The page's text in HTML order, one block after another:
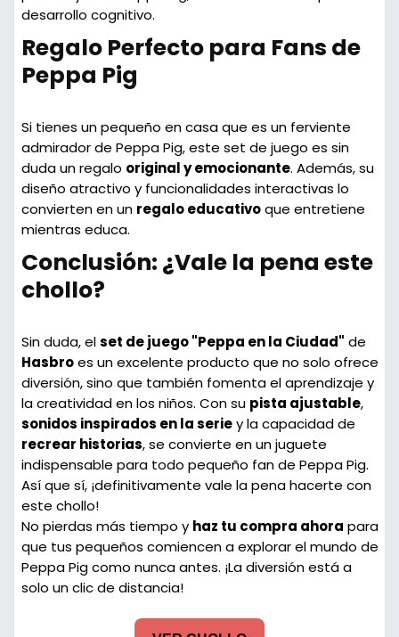
desarrollo cognitivo.
Regalo Perfecto para Fans de
Peppa Pig
Si tienes un pequeño en casa que es un ferviente
admirador de Peppa Pig, este set de juego es sin
duda un regalo original y emocionante. Además, su
diseño atractivo y funcionalidades interactivas lo
convierten en un regalo educativoque entretiene
mientras educa.
Conclusión: ¿Vale la pena este
chollo?
Sin duda, elset de juego "Peppa en la Ciudad" de
Hasbroes un excelente producto que no solo ofrece
diversión, sino que también fomenta el aprendizaje y
la creatividad en los niños. Con su pista ajustable,
sonidos inspirados en la seriey la capacidad de
recrear historias, se convierte en un juguete
indispensable para todo pequeño fan de Peppa Pig.
Así que sí, ¡definitivamente vale la pena hacerte con
este chollo!
No pierdas más tiempo y haz tu compra ahora para
que tus pequeños comiencen a explorar el mundo de
Peppa Pig como nunca antes. ¡La diversión está a
solo un clic de distancia!